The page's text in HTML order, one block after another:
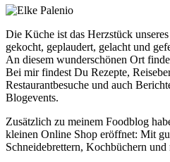
Die Küche ist das Herzstück
gekocht, geplaudert, gelacht und
An diesem wunderschönen Ort
Bei mir findest Du Rezepte,
Restaurantbesuche und auch
Blogevents.
Zusätzlich zu meinem Foodblog
kleinen Online Shop eröffnet: Mit
Schneidebrettern, Kochbüchern und